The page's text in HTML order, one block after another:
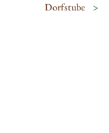
Dorfstube